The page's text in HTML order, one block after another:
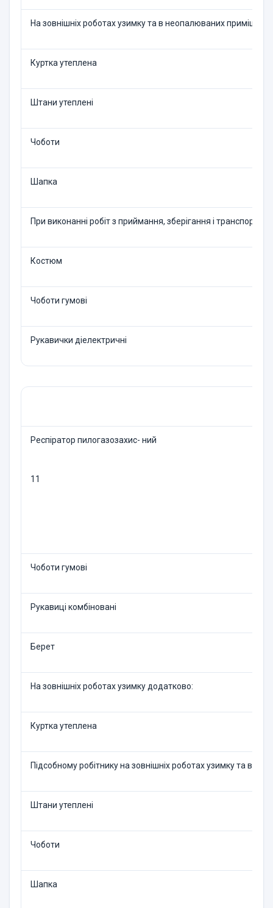
На зовнішніх роботах узим­ку та в неопалюваних
Куртка утеплена
Штани утеплені
Чоботи
Шапка
При виконанні робіт з прий­мання, зберігання і
Костюм
Чоботи гумові
Рукавички діелектричні
Респіратор пилогазозахис- ний
11
Чоботи гумові
Рукавиці комбіновані
Берет
На зовнішніх роботах узим­ку додатково:
Куртка утеплена
Підсобному робітнику на зовнішніх роботах узимку та в
Штани утеплені
Чоботи
Шапка